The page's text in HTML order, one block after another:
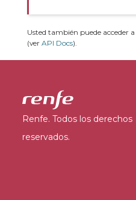
Usted también puede acceder
(ver API Docs).
Renfe. Todos los derechos
reservados.